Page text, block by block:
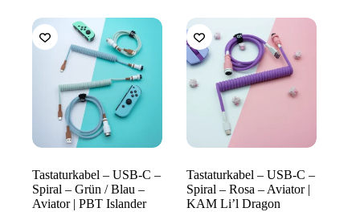
Tastaturkabel – USB-C –
Spiral – Grün / Blau –
Aviator | PBT Islander
Tastaturkabel – USB-C –
Spiral – Rosa – Aviator |
KAM Li’l Dragon